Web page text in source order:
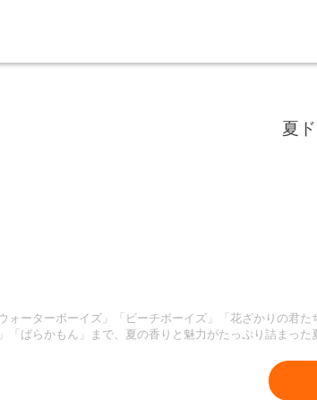
夏
ォーターボーイズ」「ビーチボーイズ」「花ざかりの君
「ばらかもん」まで、夏の香りと魅力がたっぷり詰まった